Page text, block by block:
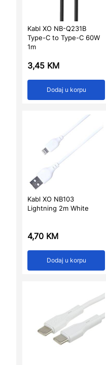
Kabl XO NB-Q231B
Type-C to Type-C 60W
1m
3,45 KM
Dodaj u korpu
Kabl XO NB103
Lightning 2m White
4,70 KM
Dodaj u korpu